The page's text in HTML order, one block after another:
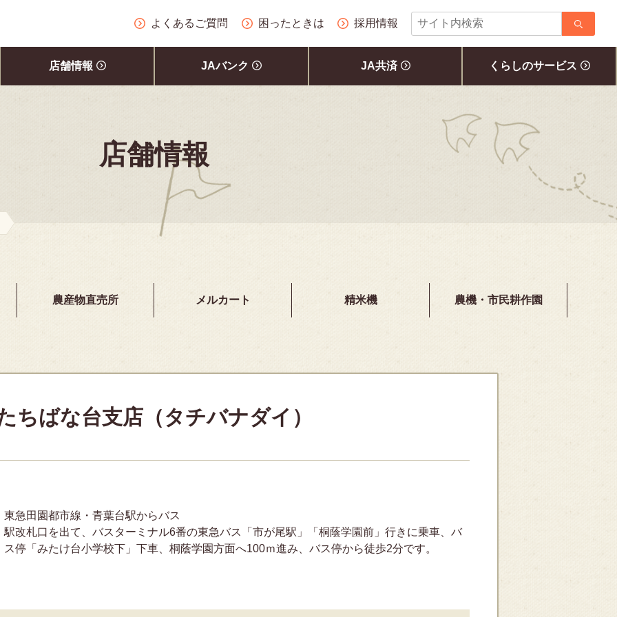
よくあるご質問 困ったときは 採用情報
サ
イ
検
店舗情報 JAバンク JA共済 くらしのサービス
店舗情報
農産物直売所 メルカート 精米機 農機・市民耕作園
ちばな台支店（タチバナダイ）
東急田園都市線・青葉台駅からバス
駅改札口を出て、バスターミナル6番の東急バス「市が尾駅」「桐蔭学園前」行きに乗車、バ
ス停「みたけ台小学校下」下車、桐蔭学園方面へ100ｍ進み、バス停から徒歩2分です。